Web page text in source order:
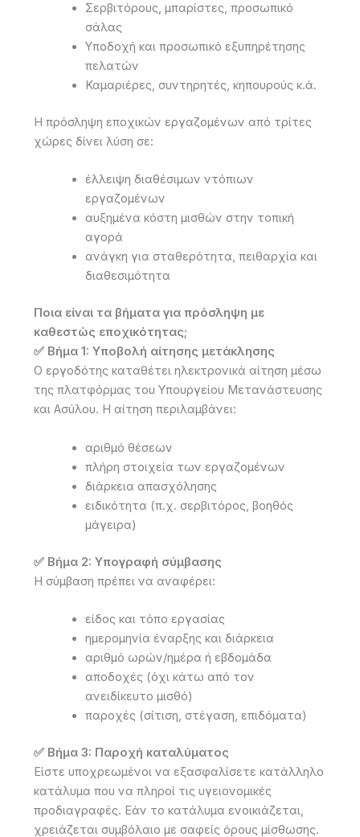
Σερβιτόρους, μπαρίστες, προσωπικό
σάλας
Υποδοχή και προσωπικό εξυπηρέτησης
πελατών
Καμαριέρες, συντηρητές, κηπουρούς κ.ά.
Η πρόσληψη εποχικών εργαζομένων από τρίτες
χώρες δίνει λύση σε:
έλλειψη διαθέσιμων ντόπιων
εργαζομένων
αυξημένα κόστη μισθών στην τοπική
αγορά
ανάγκη για σταθερότητα, πειθαρχία και
διαθεσιμότητα
Ποια είναι τα βήματα για πρόσληψη με
καθεστώς εποχικότητας;
✅ Βήμα 1: Υποβολή αίτησης μετάκλησης
Ο εργοδότης καταθέτει ηλεκτρονικά αίτηση μέσω
της πλατφόρμας του Υπουργείου Μετανάστευσης
και Ασύλου. Η αίτηση περιλαμβάνει:
αριθμό θέσεων
πλήρη στοιχεία των εργαζομένων
διάρκεια απασχόλησης
ειδικότητα (π.χ. σερβιτόρος, βοηθός
μάγειρα)
✅ Βήμα 2: Υπογραφή σύμβασης
Η σύμβαση πρέπει να αναφέρει:
είδος και τόπο εργασίας
ημερομηνία έναρξης και διάρκεια
αριθμό ωρών/ημέρα ή εβδομάδα
αποδοχές (όχι κάτω από τον
ανειδίκευτο μισθό)
παροχές (σίτιση, στέγαση, επιδόματα)
✅ Βήμα 3: Παροχή καταλύματος
Είστε υποχρεωμένοι να εξασφαλίσετε κατάλληλο
κατάλυμα που να πληροί τις υγειονομικές
προδιαγραφές. Εάν το κατάλυμα ενοικιάζεται,
χρειάζεται συμβόλαιο με σαφείς όρους μίσθωσης.